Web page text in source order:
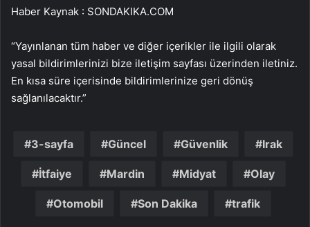
Haber Kaynak : SONDAKIKA.COM
“Yayınlanan tüm haber ve diğer içerikler ile ilgili olarak
yasal bildirimlerinizi bize iletişim sayfası üzerinden iletiniz.
En kısa süre içerisinde bildirimlerinize geri dönüş
sağlanılacaktır.”
3-sayfa Güncel Güvenlik Irak
İtfaiye Mardin Midyat Olay
Otomobil Son Dakika trafik